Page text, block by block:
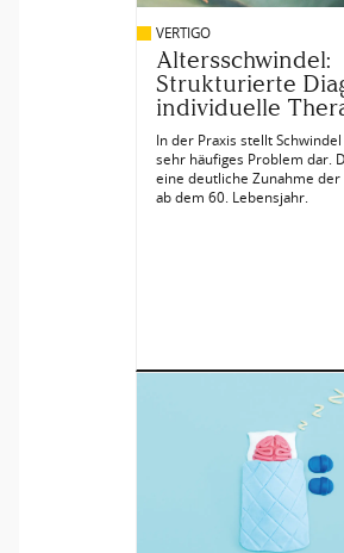
VERTIGO
Altersschwindel:
Strukturierte
individuelle
In der Praxis stellt
sehr häufiges Problem dar.
eine deutliche Zunahme der
ab dem 60. Lebensjahr.